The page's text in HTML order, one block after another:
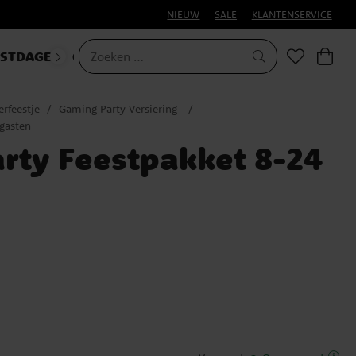
NIEUW SALE KLANTENSERVICE
CARNAVAL
Gaming Party Versiering
Feestpakket 8-24